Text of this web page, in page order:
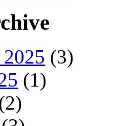
2025 (3)
(1)